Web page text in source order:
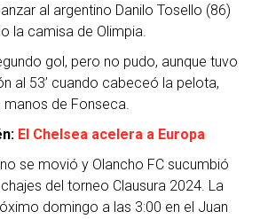
al argentino Danilo Tosello (86)
la camisa de Olimpia.
gol, pero no pudo, aunque tuvo
al 53’ cuando cabeceó la pelota,
de Fonseca.
El Chelsea acelera a Europa
se movió y Olancho FC sucumbió
del torneo Clausura 2024. La
domingo a las 3:00 en el Juan